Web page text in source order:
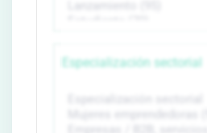
Especialización sectorial